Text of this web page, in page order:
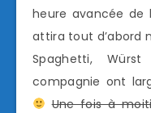
heure avancée de
attira tout d’abord
Spaghetti,
compagnie ont
Une fois à